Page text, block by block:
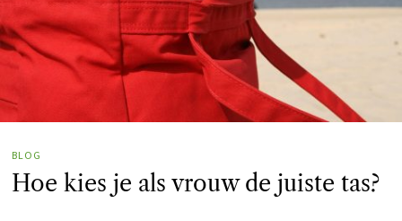
BLOG
Hoe kies je als vrouw de juiste tas?